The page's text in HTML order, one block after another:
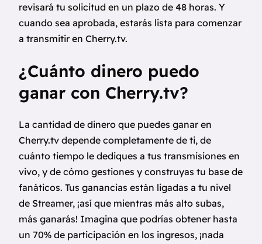
revisará tu solicitud en un plazo de 48 horas. Y
cuando sea aprobada, estarás lista para comenzar
a transmitir en Cherry.tv.
¿Cuánto dinero puedo
ganar con Cherry.tv?
La cantidad de dinero que puedes ganar en
Cherry.tv depende completamente de ti, de
cuánto tiempo le dediques a tus transmisiones en
vivo, y de cómo gestiones y construyas tu base de
fanáticos. Tus ganancias están ligadas a tu nivel
de Streamer, ¡así que mientras más alto subas,
más ganarás! Imagina que podrías obtener hasta
un 70% de participación en los ingresos, ¡nada